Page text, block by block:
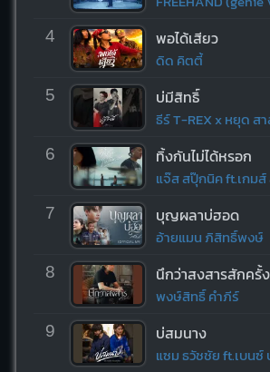
4 พอได้เสียว
ดิด คิตตี้
5 บ่มีสิทธิ์
ธีร์ T-REX x หยุด สา
6 ทิ้งกันไม่ได้หรอก
แจ๊ส สปุ๊กนิค ft.เกม
7 บุญผลาบ่ฮอด
อ้ายแมน ภิสิทธิ์พงษ์
8 นึกว่าสงสารสักครั้ง
พงษ์สิทธิ์ คำภีร์
9 บ่สมนาง
แซม ธวัชชัย ft.เบนซ์